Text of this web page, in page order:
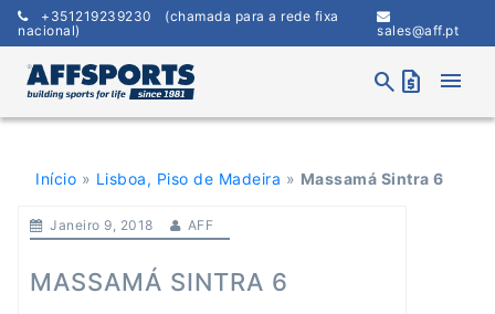
Skip
content
+351219239230 (chamada para a rede fixa
nacional)
sales@aff.pt
search request_quote menu
Início » Lisboa, Piso de Madeira » Massamá Sintra 6
Janeiro 9, 2018 AFF
MASSAMÁ SINTRA 6